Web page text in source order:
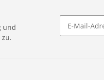
und